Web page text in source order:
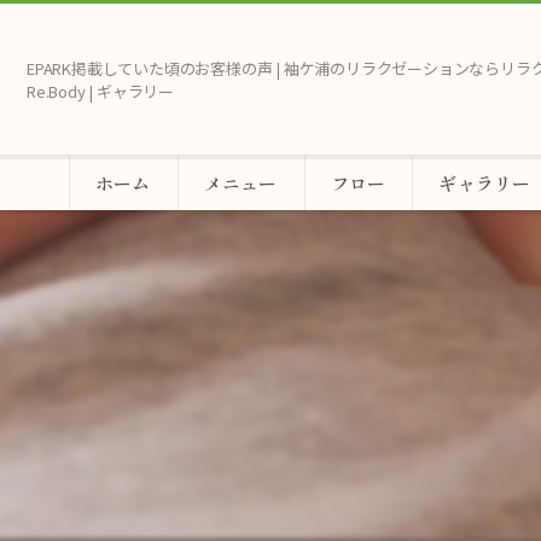
EPARK掲載していた頃のお客様の声 | 袖ケ浦のリラクゼーションならリラ
Re.Body | ギャラリー
ホーム メニュー フロー ギャラリー